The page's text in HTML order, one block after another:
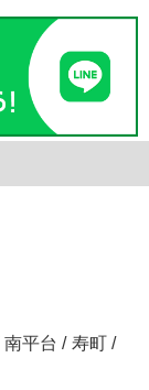
南平台 / 寿町 /